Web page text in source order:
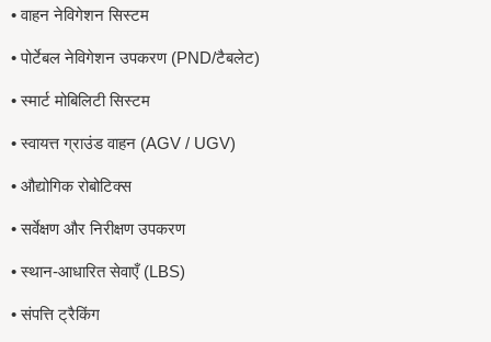
• वाहन नेविगेशन सिस्टम
• पोर्टेबल नेविगेशन उपकरण (PND/टैबलेट)
• स्मार्ट मोबिलिटी सिस्टम
• स्वायत्त ग्राउंड वाहन (AGV / UGV)
• औद्योगिक रोबोटिक्स
• सर्वेक्षण और निरीक्षण उपकरण
• स्थान-आधारित सेवाएँ (LBS)
• संपत्ति ट्रैकिंग